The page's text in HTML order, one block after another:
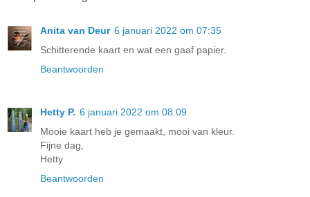
Anita van Deur 6 januari 2022 om 07:35
Schitterende kaart en wat een gaaf papier.
Beantwoorden
Hetty P. 6 januari 2022 om 08:09
Mooie kaart heb je gemaakt, mooi van kleur.
Fijne dag,
Hetty
Beantwoorden